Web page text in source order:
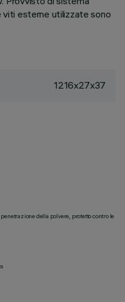
esterne utilizzate sono
1216x27x37
della polvere, protetto contro le